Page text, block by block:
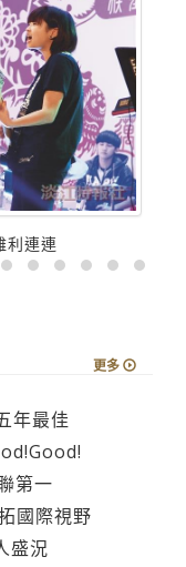
利連連
更多
年最佳
第一
國際視野
盛況